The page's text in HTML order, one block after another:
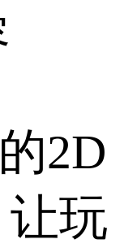
2D
玩